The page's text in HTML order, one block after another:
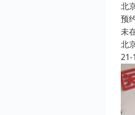
北
预
未
北
21-